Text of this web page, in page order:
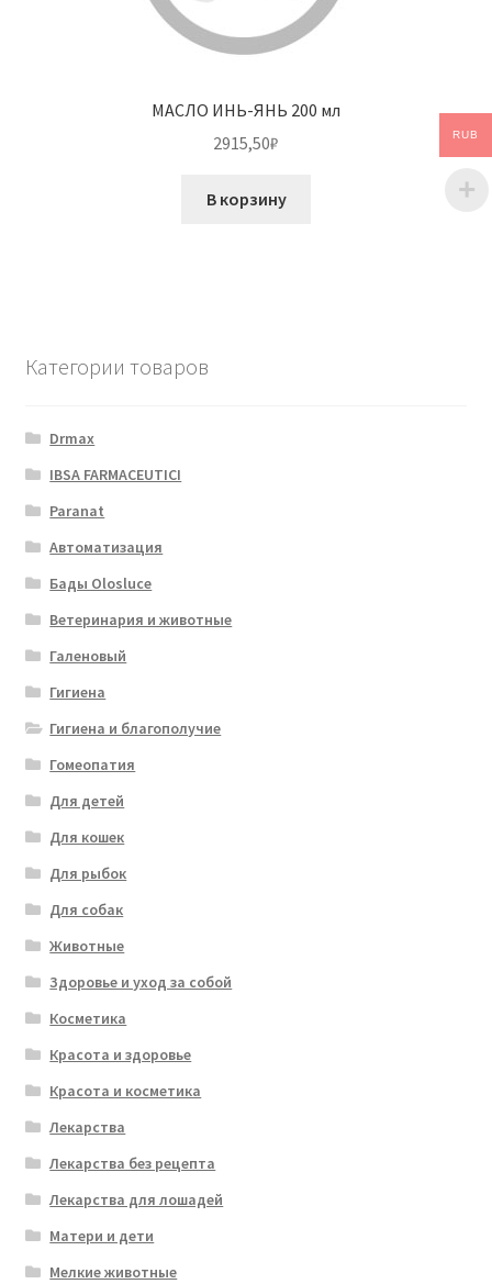
МАСЛО ИНЬ-ЯНЬ 200 мл
2915,50₽
В корзину
Категории товаров
Drmax
IBSA FARMACEUTICI
Paranat
Автоматизация
Бады Olosluce
Ветеринария и животные
Галеновый
Гигиена
Гигиена и благополучие
Гомеопатия
Для детей
Для кошек
Для рыбок
Для собак
Животные
Здоровье и уход за собой
Косметика
Красота и здоровье
Красота и косметика
Лекарства
Лекарства без рецепта
Лекарства для лошадей
Матери и дети
Мелкие животные
RUB